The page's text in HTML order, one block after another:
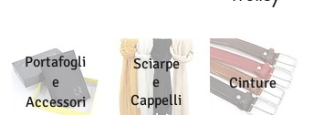
Portafogli
e
Accessori
Sciarpe
e
Cappelli
Cinture